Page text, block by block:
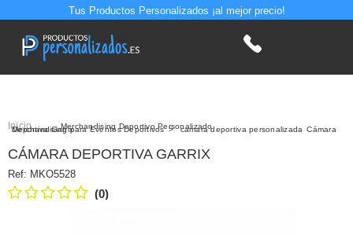
Tus Productos Personalizados ¡al mejor precio!
Inicio Merchandising Deportivo Personalizado
Merchandising para Eventos Deportivos > camara deportiva personalizada
Cámara Deportiva Garrix
CÁMARA DEPORTIVA GARRIX
Ref: MKO5528
(0)